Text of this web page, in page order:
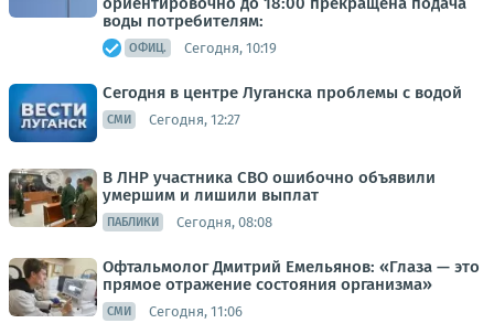
воды потребителям:
ОФИЦ. Сегодня, 10:19
Сегодня в центре Луганска проблемы с водой
СМИ Сегодня, 12:27
В ЛНР участника СВО ошибочно объявили
умершим и лишили выплат
ПАБЛИКИ Сегодня, 08:08
Офтальмолог Дмитрий Емельянов: «Глаза — это
прямое отражение состояния организма»
СМИ Сегодня, 11:06